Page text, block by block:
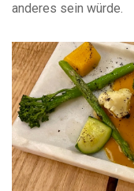
anderes sein würde.